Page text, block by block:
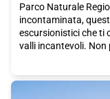
Parco Naturale
incontaminata,
escursionistici che ti
valli incantevoli.